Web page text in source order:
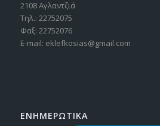
2108 Αγλαντζιά
Τηλ.: 22752075
Φαξ: 22752076
E-mail: eklefkosias@gmail.com
ΕΝΗΜΕΡΩΤΙΚΑ